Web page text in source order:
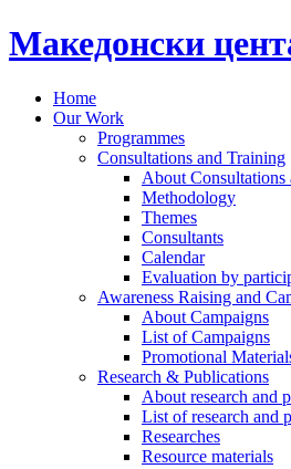
Македонски
Home
Our Work
Programmes
Consultations and Training
About Consultations
Methodology
Themes
Consultants
Calendar
Evaluation by
Awareness Raising and
About Campaigns
List of Campaigns
Promotional
Research & Publications
About research and
List of research and
Researches
Resource materials